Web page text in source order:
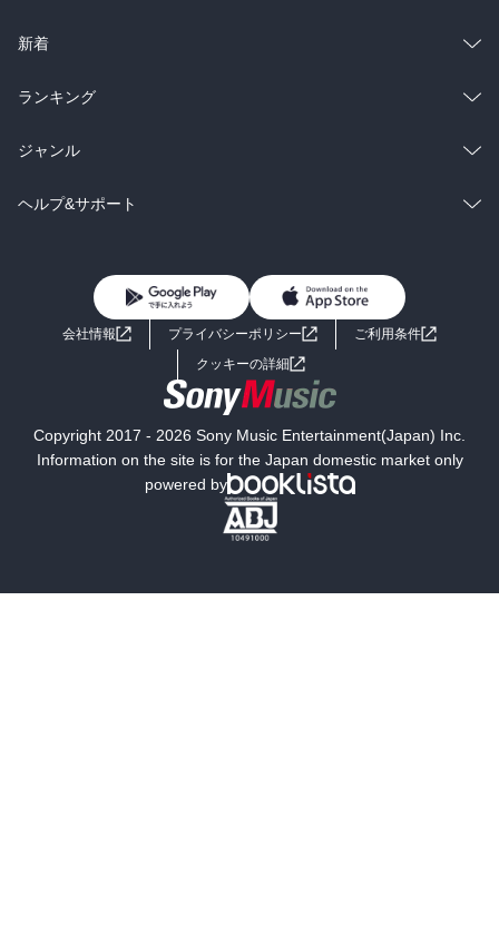
ラノベ
雑誌・グラビア
BL・TL
総合
ラノベ
雑誌・グラビア
BL・TL
新着
総合
ラノベ
雑誌・グラビア
ランキング
総合
ラノベ
ジャンル
コミック
ライトノベル 男子向けラノベ
小説
海外小説
ミステリー SF
文学
ヘルプ&サポート
よくあるご質問 お問い合わせ
会社情報 プライバシーポリシー
ご利用条件
クッキーの詳細
Copyright 2017 - 2026 Sony Music Entertainment(Japan) Inc.
Information on the site is for the Japan domestic market only
powered by